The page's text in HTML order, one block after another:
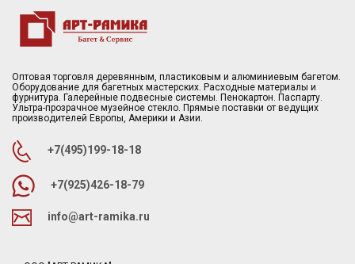
Оптовая торговля деревянным, пластиковым и алюминиевым багетом.
Оборудование для багетных мастерских. Расходные материалы и
фурнитура. Галерейные подвесные системы. Пенокартон. Паспарту.
Ультра-прозрачное музейное стекло. Прямые поставки от ведущих
производителей Европы, Америки и Азии.
+7(495)199-18-18
+7(925)426-18-79
info@art-ramika.ru